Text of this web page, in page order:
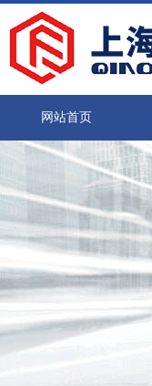
网站首页